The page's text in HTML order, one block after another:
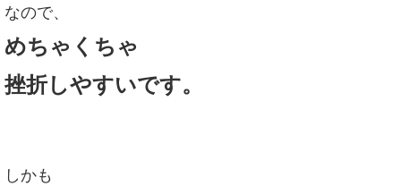
なので、
めちゃくちゃ
挫折しやすいです。
しかも